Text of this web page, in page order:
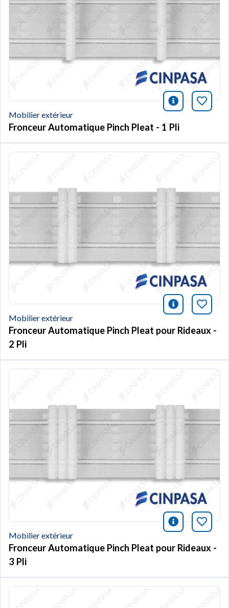
icono
Mobilier extérieur
Fronceur Automatique Pinch Pleat - 1 Pli
icono
Mobilier extérieur
Fronceur Automatique Pinch Pleat pour Rideaux -
2 Pli
icono
Mobilier extérieur
Fronceur Automatique Pinch Pleat pour Rideaux -
3 Pli